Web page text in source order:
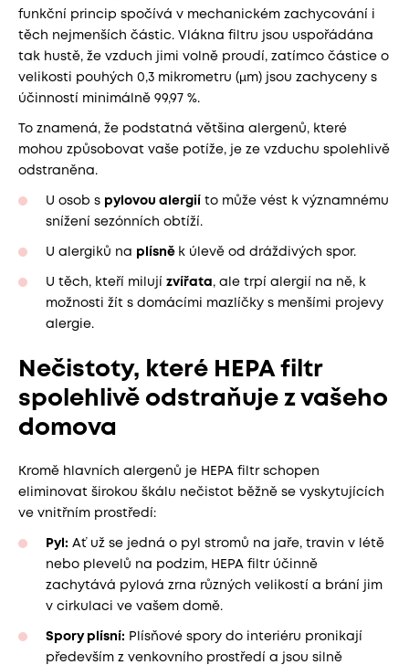
funkční princip spočívá v mechanickém zachycování i
těch nejmenších částic. Vlákna filtru jsou uspořádána
tak hustě, že vzduch jimi volně proudí, zatímco částice o
velikosti pouhých 0,3 mikrometru (µm) jsou zachyceny s
účinností minimálně 99,97 %.
To znamená, že podstatná většina alergenů, které
mohou způsobovat vaše potíže, je ze vzduchu spolehlivě
odstraněna.
U osob s pylovou alergií to může vést k významnému
snížení sezónních obtíží.
U alergiků na plísně k úlevě od dráždivých spor.
U těch, kteří milují zvířata, ale trpí alergií na ně, k
možnosti žít s domácími mazlíčky s menšími projevy
alergie.
Nečistoty, které HEPA filtr
spolehlivě odstraňuje z vašeho
domova
Kromě hlavních alergenů je HEPA filtr schopen
eliminovat širokou škálu nečistot běžně se vyskytujících
ve vnitřním prostředí:
Pyl: Ať už se jedná o pyl stromů na jaře, travin v létě
nebo plevelů na podzim, HEPA filtr účinně
zachytává pylová zrna různých velikostí a brání jim
v cirkulaci ve vašem domě.
Spory plísní: Plísňové spory do interiéru pronikají
především z venkovního prostředí a jsou silně